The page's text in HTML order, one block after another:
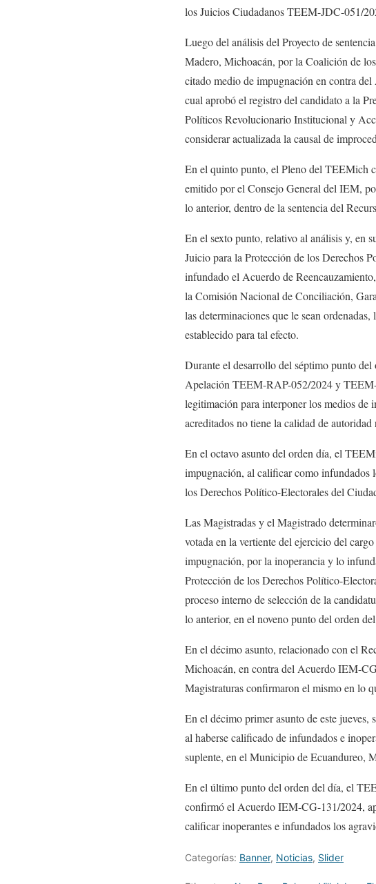
los Juicios Ciudadanos TEEM-JDC-051/
Luego del análisis del Proyecto de
Madero, Michoacán, por la Coalición de
citado medio de impugnación en contra
cual aprobó el registro del candidato a la
Políticos Revolucionario Institucional y
considerar actualizada la causal de
En el quinto punto, el Pleno del TEEMich
emitido por el Consejo General del IEM,
lo anterior, dentro de la sentencia del
En el sexto punto, relativo al análisis y, en
Juicio para la Protección de los Derechos
infundado el Acuerdo de
la Comisión Nacional de Conciliación,
las determinaciones que le sean
establecido para tal efecto.
Durante el desarrollo del séptimo punto
Apelación TEEM-RAP-052/2024 y
legitimación para interponer los medios de
acreditados no tiene la calidad de autoridad
En el octavo asunto del orden día, el
impugnación, al calificar como infundados
los Derechos Político-Electorales del
Las Magistradas y el Magistrado
votada en la vertiente del ejercicio del
impugnación, por la inoperancia y lo
Protección de los Derechos Político-
proceso interno de selección de la
lo anterior, en el noveno punto del orden
En el décimo asunto, relacionado con el
Michoacán, en contra del Acuerdo IEM-
Magistraturas confirmaron el mismo en lo
En el décimo primer asunto de este
al haberse calificado de infundados e
suplente, en el Municipio de Ecuandureo,
En el último punto del orden del día, el
confirmó el Acuerdo IEM-CG-131/2024,
calificar inoperantes e infundados los
Categorías: Banner, Noticias, Slider